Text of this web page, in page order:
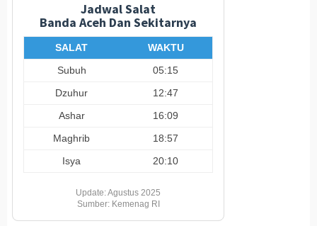
Jadwal Salat
Banda Aceh Dan Sekitarnya
SALAT
WAKTU
Subuh
05:15
Dzuhur
12:47
Ashar
16:09
Maghrib
18:57
Isya
20:10
Update: Agustus 2025
Sumber: Kemenag RI